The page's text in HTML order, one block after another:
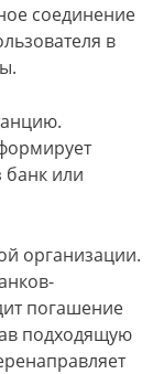
соединение
в
банк или
организации.
погашение
подходящую